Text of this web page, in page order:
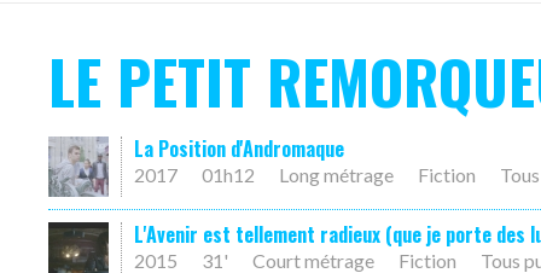
LE PETIT
La Position d'Andromaque
2017 01h12 Long métrage Fiction
L'Avenir est tellement radieux (que je porte des
2015 31' Court métrage Fiction Tous